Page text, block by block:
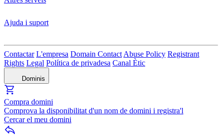
Ajuda i suport
Contactar L'empresa Domain Contact Abuse Policy Registrant
Rights Legal Política de privadesa Canal Ètic
Dominis
Compra domini
Comprova la disponibilitat d'un nom de domini i registra'l
Cercar el meu domini